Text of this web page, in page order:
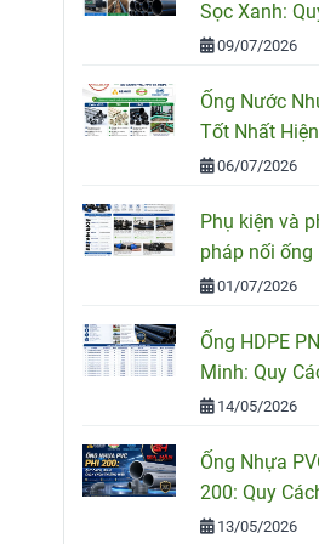
Sọc Xanh:
Ứng Dụng Và
09/07/2026
Ống Nước
Tốt Nhất
So Sánh PVC,
06/07/2026
Phụ kiện và
pháp nối ống
đúng kỹ thuật
01/07/2026
Ống HDPE
Minh: Quy
Giá Và Cách
14/05/2026
Ống Nhựa
200: Quy
Cách Chọn
13/05/2026